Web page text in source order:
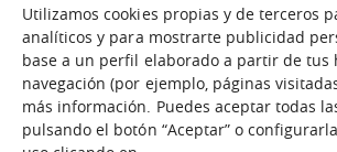
Utilizamos cookies propias y de terceros
analíticos y para mostrarte publicidad
base a un perfil elaborado a partir de tus
navegación (por ejemplo, páginas
más información. Puedes aceptar todas
pulsando el botón “Aceptar” o
Qué es
Nodos
Nuestra oferta
Catálogo de
Jornadas de inmersión
Experiencias
Contáctanos